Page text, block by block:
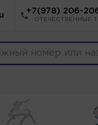
+7(978) 206-
ОТЕЧЕСТВЕННЫЕ